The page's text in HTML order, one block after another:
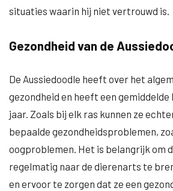
situaties waarin hij niet vertrouwd is.
Gezondheid van de
De Aussiedoodle heeft over het
gezondheid en heeft een gemiddelde
jaar. Zoals bij elk ras kunnen ze
bepaalde gezondheidsproblemen,
oogproblemen. Het is belangrijk om
regelmatig naar de dierenarts te
en ervoor te zorgen dat ze een